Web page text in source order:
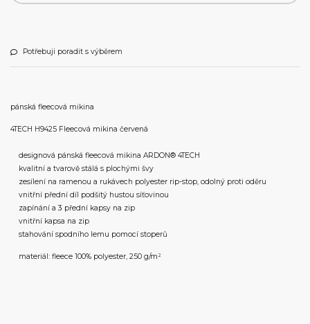
Potřebuji poradit s výběrem
pánská fleecová mikina
4TECH H9425 Fleecová mikina červená
designová pánská fleecová mikina ARDON® 4TECH
kvalitní a tvarově stálá s plochými švy
zesílení na ramenou a rukávech polyester rip-stop, odolný proti oděru
vnitřní přední díl podšitý hustou síťovinou
zapínání a 3 přední kapsy na zip
vnitřní kapsa na zip
stahování spodního lemu pomocí stoperů
materiál: fleece 100% polyester, 250 g/m²